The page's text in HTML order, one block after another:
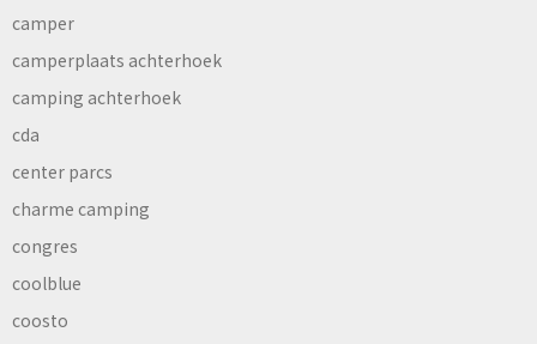
camper
camperplaats achterhoek
camping achterhoek
cda
center parcs
charme camping
congres
coolblue
coosto